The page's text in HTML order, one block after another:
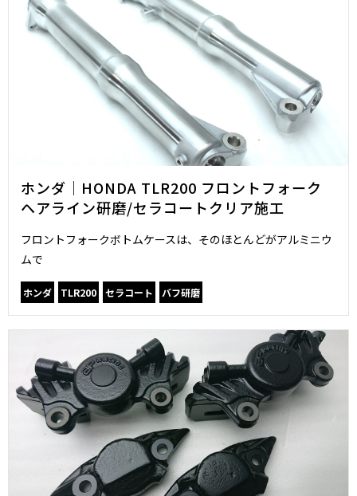
ホンダ｜HONDA TLR200 フロントフォーク
ヘアライン研磨/セラコートクリア施工
フロントフォークボトムケースは、そのほとんどがアルミニウ
ムで
ホンダ TLR200 セラコート バフ研磨